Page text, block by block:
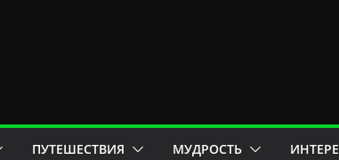
ПУТЕШЕСТВИЯ МУДРОСТЬ